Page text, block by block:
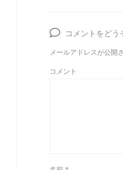
コメントをどう
メールアドレスが公開
コメント